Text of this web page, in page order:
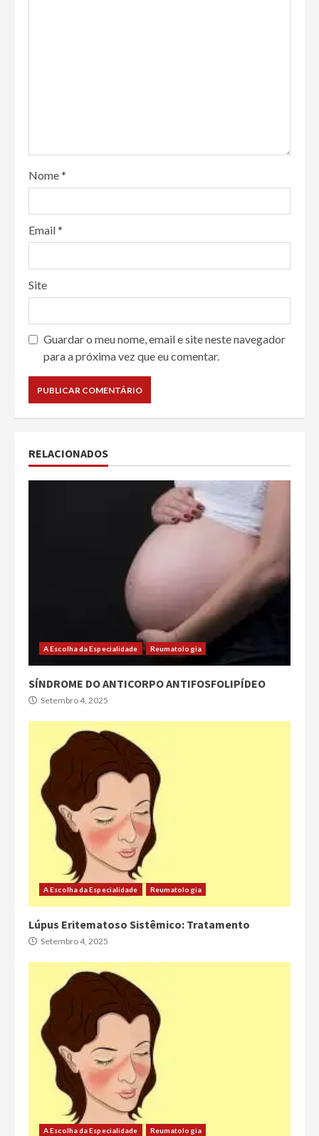
Nome*
Email*
Site
Guardar o meu nome, email e site neste navegador
para a próxima vez que eu comentar.
RELACIONADOS
A Escolha da Especialidade Reumatologia
SÍNDROME DO ANTICORPO ANTIFOSFOLIPÍDEO
Setembro 4, 2025
A Escolha da Especialidade Reumatologia
Lúpus Eritematoso Sistêmico: Tratamento
Setembro 4, 2025
A Escolha da Especialidade Reumatologia